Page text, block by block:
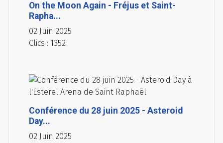
On the Moon Again - Fréjus et Saint-
Rapha...
02 Juin 2025
Clics : 1352
Conférence du 28 juin 2025 - Asteroid
Day...
02 Juin 2025